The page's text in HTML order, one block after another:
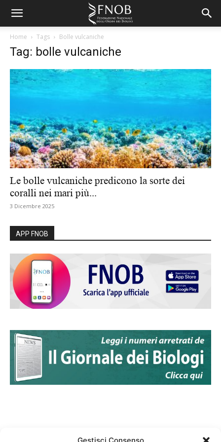
Home Tags Bolle vulcaniche
Tag: bolle vulcaniche
Le bolle vulcaniche predicono la sorte dei
coralli nei mari più...
3 Dicembre 2025
APP FNOB